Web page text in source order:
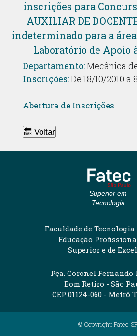
inscrições para
AUXILIAR DE
indeterminado para a
Laboratório de Apoio
Departamento:Mecânica
Inscrições:De 18/10/2010 a
Abertura de Inscrições
🔙 Voltar
Superior em
Tecnologia
Faculdade de Tecnologia
Educação
Superior e de
Pça. Coronel Fernando
Bom Retiro - São
CEP 01124-060 - Metrô
© Copyright: Fatec-SP